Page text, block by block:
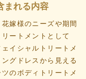
まれる内容
嫁様のニーズや期間
ートメントとして
イシャルトリートメ
グドレスから見える
のボディトリートメ